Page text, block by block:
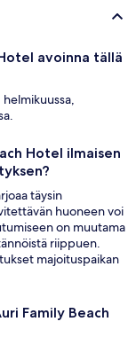
avoinna tällä
Hotel ilmaisen
täysin
huoneen voi
on muutama
riippuen.
majoituspaikan
Family Beach